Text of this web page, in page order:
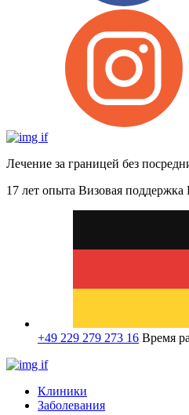
Лечение за границей без
17 лет опыта Визовая поддержка
+49 229 279 273 16 Время
Клиники
Заболевания